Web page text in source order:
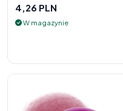
4,26 PLN
W magazynie